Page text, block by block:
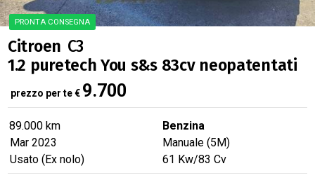
Citroen C3
1.2 puretech You s&s 83cv neopatentati
prezzo per te€ 9.700
89.000 km
Benzina
Mar 2023
Manuale (5M)
Usato (Ex nolo)
61 Kw/83 Cv